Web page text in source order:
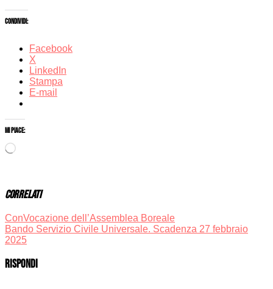
Condividi:
Facebook
X
LinkedIn
Stampa
E-mail
Mi piace:
Caricamento
Correlati
Post
navigation
ConVocazione dell’Assemblea Boreale
Bando Servizio Civile Universale. Scadenza 27 febbraio
2025
Rispondi